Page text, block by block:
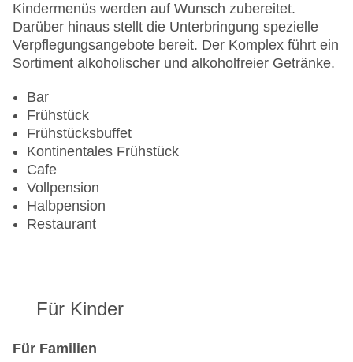
Kindermenüs werden auf Wunsch zubereitet.
Darüber hinaus stellt die Unterbringung spezielle
Verpflegungsangebote bereit. Der Komplex führt ein
Sortiment alkoholischer und alkoholfreier Getränke.
Bar
Frühstück
Frühstücksbuffet
Kontinentales Frühstück
Cafe
Vollpension
Halbpension
Restaurant
Für Kinder
Für Familien